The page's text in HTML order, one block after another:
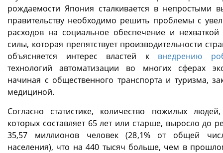
рождаемости Япония сталкивается в непростыми
правительству необходимо решить проблемы с
расходов на социальное обеспечение и
силы, которая препятствует производительности
объясняется интерес властей к внедрению
технологий автоматизации во многих сферах
начиная с общественного транспорта и туризма,
медициной.
Согласно статистике, количество пожилых людей,
которых составляет 65 лет или старше, выросло до
35,57 миллионов человек (28,1% от общей
населения), что на 440 тысяч больше, чем в